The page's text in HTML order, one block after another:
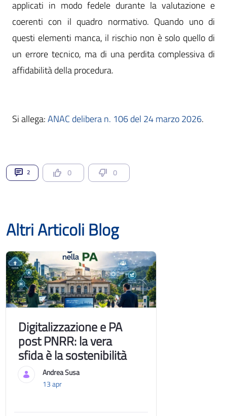
applicati in modo fedele durante la valutazione e
coerenti con il quadro normativo. Quando uno di
questi elementi manca, il rischio non è solo quello di
un errore tecnico, ma di una perdita complessiva di
affidabilità della procedura.
Si allega:ANAC delibera n. 106 del 24 marzo 2026.
2 0 0
Altri Articoli Blog
Digitalizzazione e PA
post PNRR: la vera
sfida è la sostenibilità
Andrea Susa
13 apr